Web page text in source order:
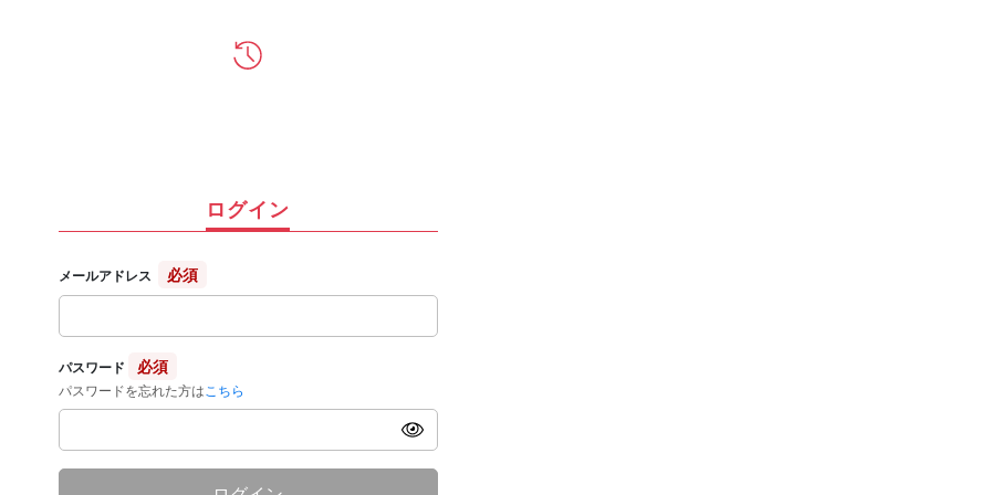
ログイン
メールアドレス 必須
パスワード 必須
パスワードを忘れた方は こちら